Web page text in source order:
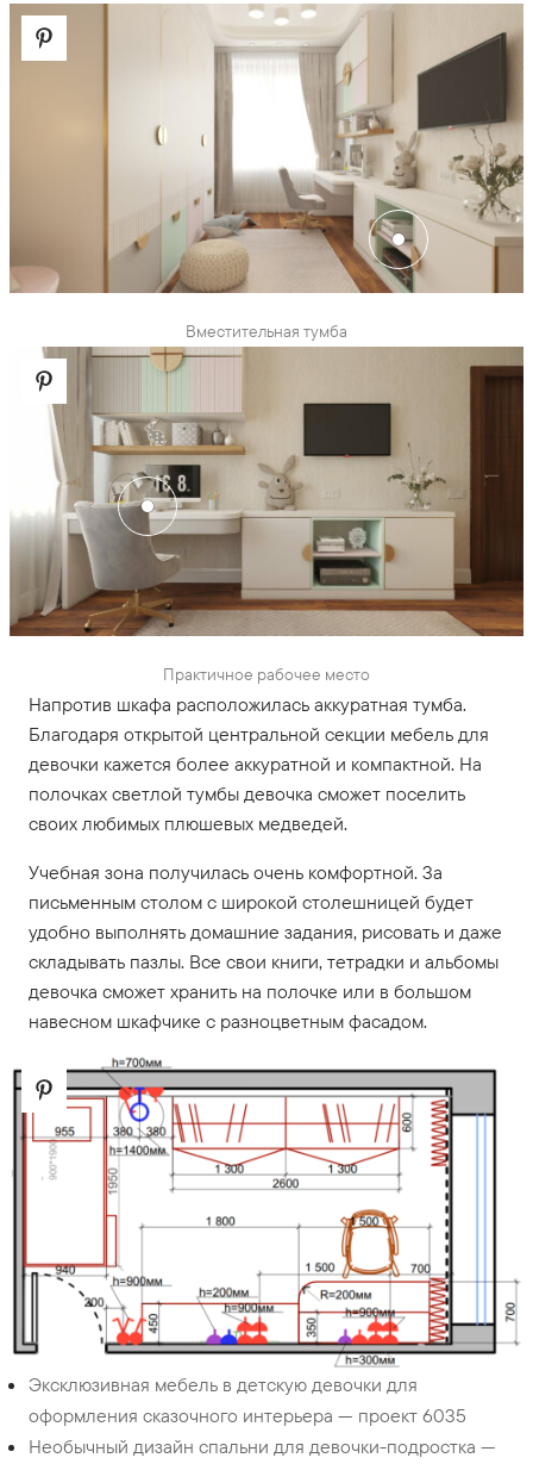
Вместительная тумба
Практичное рабочее место
Напротив шкафа расположилась аккуратная тумба.
Благодаря открытой центральной секции мебель для
девочки кажется более аккуратной и компактной. На
полочках светлой тумбы девочка сможет поселить
своих любимых плюшевых медведей.
Учебная зона получилась очень комфортной. За
письменным столом с широкой столешницей будет
удобно выполнять домашние задания, рисовать и даже
складывать пазлы. Все свои книги, тетрадки и альбомы
девочка сможет хранить на полочке или в большом
навесном шкафчике с разноцветным фасадом.
Эксклюзивная мебель в детскую девочки для
оформления сказочного интерьера — проект 6035
Необычный дизайн спальни для девочки-подростка —